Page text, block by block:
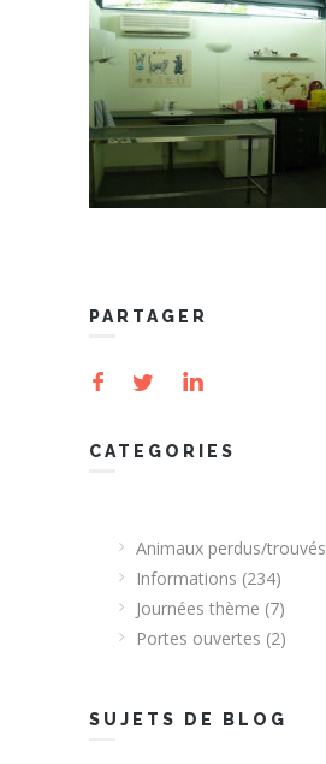
PARTAGER
CATEGORIES
Animaux perdus/trouvés
Informations (234)
Journées thème (7)
Portes ouvertes (2)
SUJETS DE BLOG